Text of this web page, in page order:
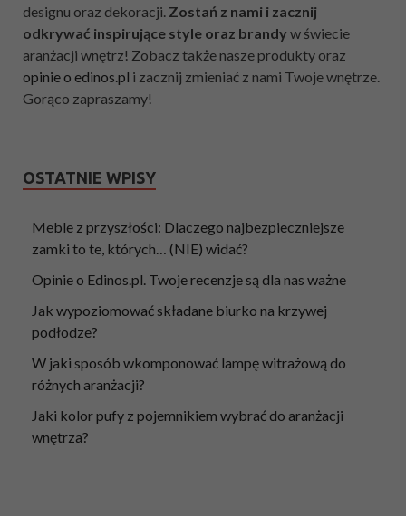
designu oraz dekoracji. Zostań z nami i zacznij
odkrywać inspirujące style oraz brandy w świecie
aranżacji wnętrz! Zobacz także nasze produkty oraz
opinie o edinos.pl i zacznij zmieniać z nami Twoje wnętrze.
Gorąco zapraszamy!
OSTATNIE WPISY
Meble z przyszłości: Dlaczego najbezpieczniejsze
zamki to te, których… (NIE) widać?
Opinie o Edinos.pl. Twoje recenzje są dla nas ważne
Jak wypoziomować składane biurko na krzywej
podłodze?
W jaki sposób wkomponować lampę witrażową do
różnych aranżacji?
Jaki kolor pufy z pojemnikiem wybrać do aranżacji
wnętrza?